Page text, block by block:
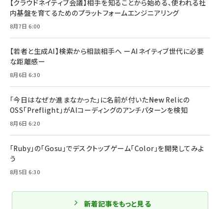
【クラウドネイティブ会議】相手を知ることから始める、使われる社
内基盤を育てるためのプラットフォームエンジニアリング
8月7日 6:00
【若者と生成AI】検索から相談相手へ ーAIネイティブ世代に必要
な距離感ー
8月6日 6:30
「今日はなぜか進まなかった」に名前が付いた――New Relicの
OSS「Preflight」がAIコーディングのアンチパターンを検知
8月6日 6:20
「Ruby」の「Gosu」でデスクトップゲーム「Color」を開発してみよ
う
8月5日 6:30
新着記事をもっと見る